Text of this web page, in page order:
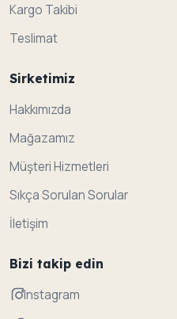
Kargo Takibi
Teslimat
Sirketimiz
Hakkımızda
Mağazamız
Müşteri Hizmetleri
Sıkça Sorulan Sorular
İletişim
Bizi takip edin
Instagram